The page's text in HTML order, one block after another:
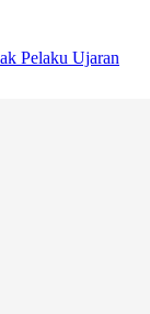
Pelaku Ujaran